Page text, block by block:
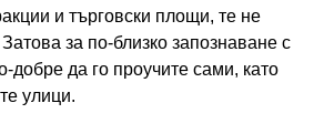
и търговски площи, те не
за по-близко запознаване с
добре да го проучите сами, като
улици.